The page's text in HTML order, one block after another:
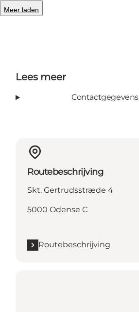
Meer laden
Facebook
Lees meer
Contactgegevens
Routebeschrijving
Skt. Gertrudsstræde 4
5000 Odense C
Routebeschrijving